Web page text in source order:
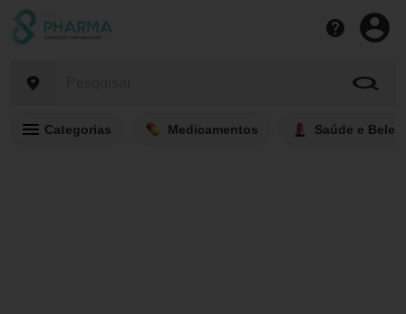
Categorias Medicamentos Saúde e